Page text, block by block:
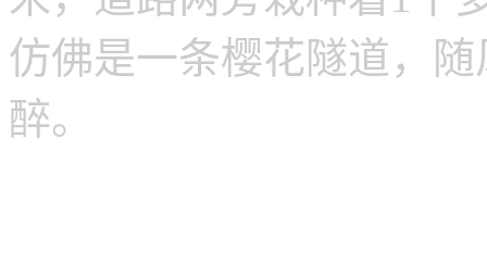
仿佛是一条樱花隧道，
醉。